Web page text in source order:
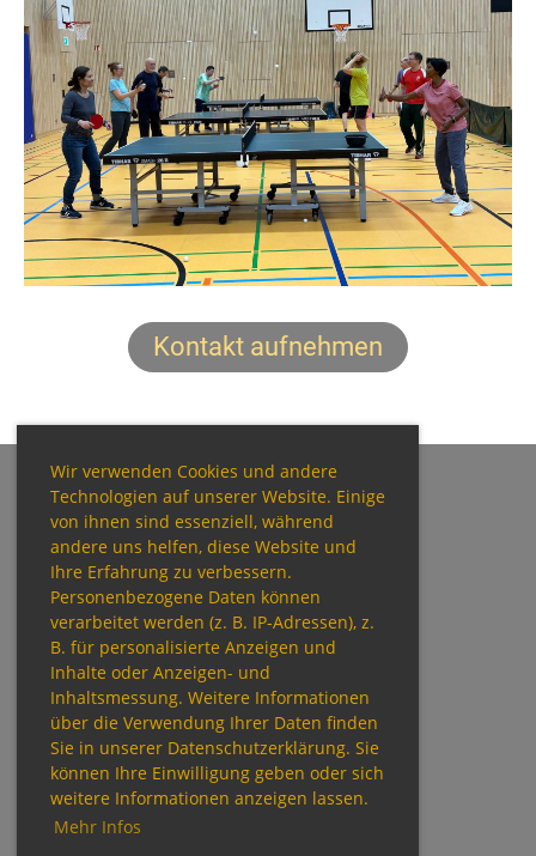
Wir verwenden Cookies und andere
Technologien auf unserer Website. Einige
von ihnen sind essenziell, während
andere uns helfen, diese Website und
Ihre Erfahrung zu verbessern.
Personenbezogene Daten können
verarbeitet werden (z. B. IP-Adressen), z.
B. für personalisierte Anzeigen und
Inhalte oder Anzeigen- und
Inhaltsmessung. Weitere Informationen
über die Verwendung Ihrer Daten finden
Sie in unserer Datenschutzerklärung. Sie
können Ihre Einwilligung geben oder sich
weitere Informationen anzeigen lassen.
Mehr Infos
Kontakt aufnehmen
© TTC Perlach
Verein
Kinder/Jugend
Erwachsene
Kontakt